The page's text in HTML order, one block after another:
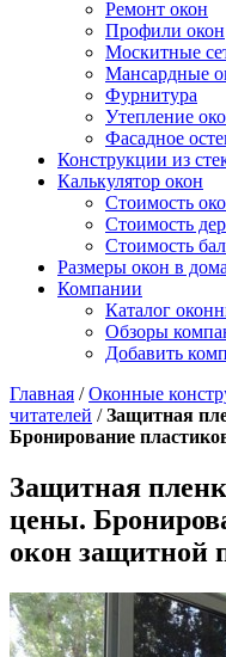
Ремонт окон
Профили окон
Москитные
Мансардные
Фурнитура
Утепление
Фасадное
Конструкции из
Калькулятор окон
Стоимость
Стоимость
Стоимость
Размеры окон в
Компании
Каталог
Обзоры
Добавить
Главная /Оконные
читателей /Защитная
Бронирование
Защитная
цены.
окон защитной